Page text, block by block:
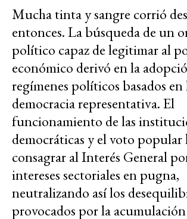
Mucha tinta y sangre corrió
entonces. La búsqueda de un
político capaz de legitimar al
económico derivó en la
regímenes políticos basados en
democracia representativa. El
funcionamiento de las
democráticas y el voto popular
consagrar al Interés General
intereses sectoriales en pugna,
neutralizando así los
provocados por la